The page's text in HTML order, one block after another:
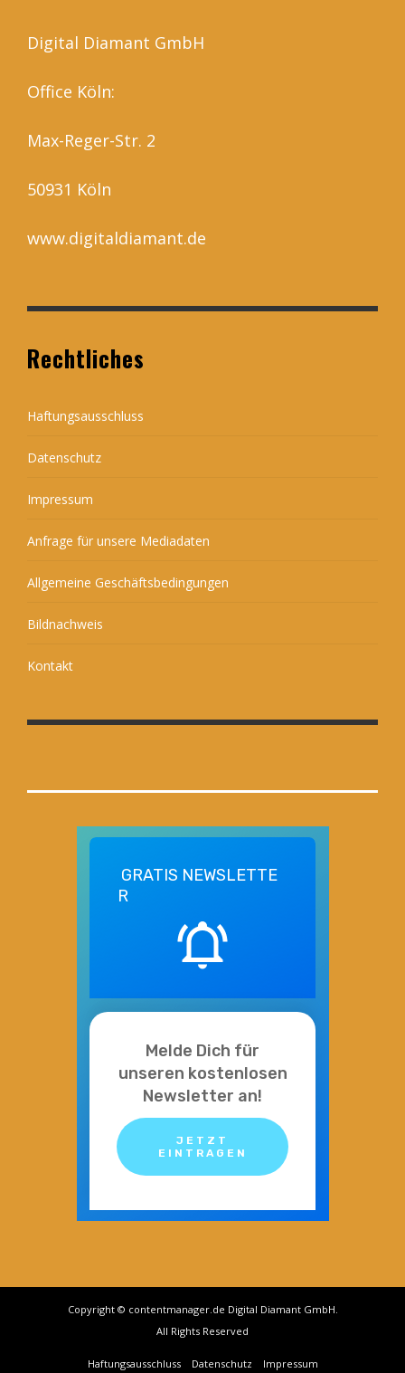
Digital Diamant GmbH
Office Köln:
Max-Reger-Str. 2
50931 Köln
www.digitaldiamant.de
Rechtliches
Haftungsausschluss
Datenschutz
Impressum
Anfrage für unsere Mediadaten
Allgemeine Geschäftsbedingungen
Bildnachweis
Kontakt
GRATIS NEWSLETTE
R
Melde Dich für
unseren kostenlosen
Newsletter an!
JETZT
EINTRAGEN
Copyright © contentmanager.de Digital Diamant GmbH.
All Rights Reserved
Haftungsausschluss Datenschutz Impressum